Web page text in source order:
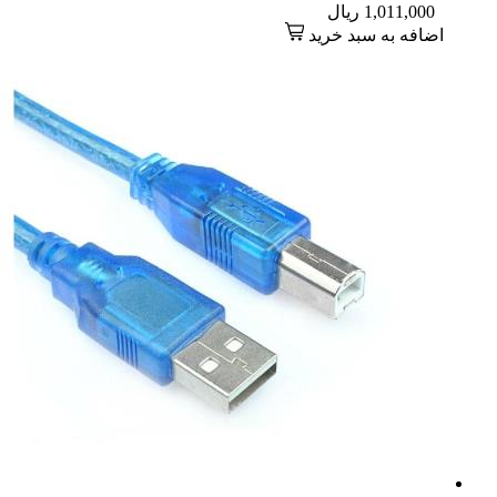
1,011,000 ریال
اضافه به سبد خرید